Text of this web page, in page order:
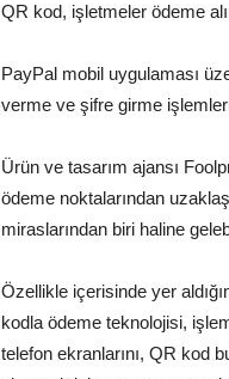
QR kod, işletmeler ödeme
PayPal mobil uygulaması
verme ve şifre girme
Ürün ve tasarım ajansı
ödeme noktalarından
miraslarından biri haline
Özellikle içerisinde yer
kodla ödeme teknolojisi,
telefon ekranlarını, QR kod